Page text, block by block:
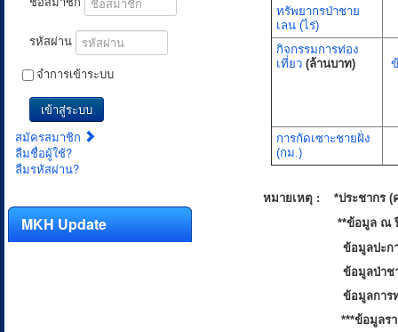
รหัสผ่าน
จำการเข้าระบบ
เข้าสู่ระบบ
สมัครสมาชิก
ลืมชื่อผู้ใช้?
ลืมรหัสผ่าน?
MKH Update
ทรัพยากรป่าชาย
เลน (ไร่)
กิจกรรมการท่อง
เที่ยว(ล้านบาท)
การกัดเซาะชายฝั่ง
(กม.)
หมายเหตุ : *ประชากร (
**ข้อมูล ณ ปี
ข้อมูลปะก
ข้อมูลป่าช
ข้อมูลการ
***ข้อมูลรายได้เฉลี่ย